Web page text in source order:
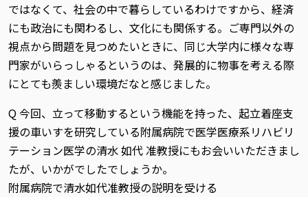
ではなくて、社会の中で暮らしているわけですから、経済
にも政治にも関わるし、文化にも関係する。ご専門以外の
視点から問題を見つめたいときに、同じ大学内に様々な専
門家がいらっしゃるというのは、発展的に物事を考える際
にとても羨ましい環境だなと感じました。
Q 今回、立って移動するという機能を持った、起立着座支
援の車いすを研究している附属病院で医学医療系リハビリ
テーション医学の清水 如代 准教授にもお会いいただきまし
たが、いかがでしたでしょうか。
附属病院で清水如代准教授の説明を受ける